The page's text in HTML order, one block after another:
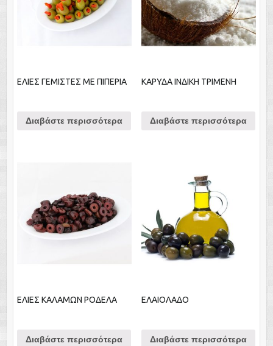
ΕΛΙΕΣ ΓΕΜΙΣΤΕΣ ΜΕ ΠΙΠΕΡΙΑ
Διαβάστε περισσότερα
ΚΑΡΥΔΑ ΙΝΔΙΚΗ ΤΡΙΜΕΝΗ
Διαβάστε περισσότερα
ΕΛΙΕΣ ΚΑΛΑΜΩΝ ΡΟΔΕΛΑ
Διαβάστε περισσότερα
ΕΛΑΙΟΛΑΔΟ
Διαβάστε περισσότερα